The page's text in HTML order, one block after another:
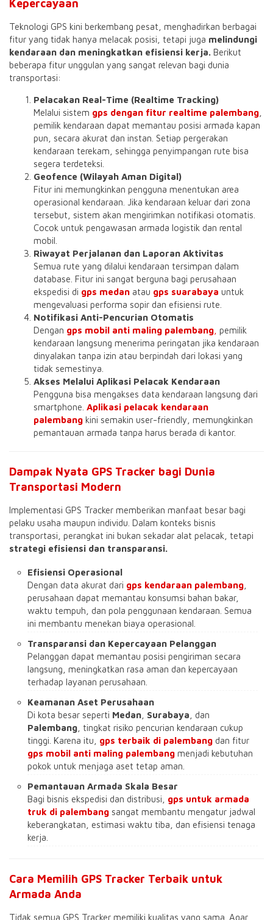
Kepercayaan
Teknologi GPS kini berkembang pesat, menghadirkan berbagai
fitur yang tidak hanya melacak posisi, tetapi juga melindungi
kendaraan dan meningkatkan efisiensi kerja. Berikut
beberapa fitur unggulan yang sangat relevan bagi dunia
transportasi:
Pelacakan Real-Time (Realtime Tracking)
Melalui sistem gps dengan fitur realtime palembang
pemilik kendaraan dapat memantau posisi armada kapan
pun, secara akurat dan instan. Setiap pergerakan
kendaraan terekam, sehingga penyimpangan rute bisa
segera terdeteksi.
Geofence (Wilayah Aman Digital)
Fitur ini memungkinkan pengguna menentukan area
operasional kendaraan. Jika kendaraan keluar dari zona
tersebut, sistem akan mengirimkan notifikasi otomatis.
Cocok untuk pengawasan armada logistik dan rental
mobil.
Riwayat Perjalanan dan Laporan Aktivitas
Semua rute yang dilalui kendaraan tersimpan dalam
database. Fitur ini sangat berguna bagi perusahaan
ekspedisi di gps medan atau gps suarabaya untuk
mengevaluasi performa sopir dan efisiensi rute.
Notifikasi Anti-Pencurian Otomatis
Dengan gps mobil anti maling palembang pemilik
kendaraan langsung menerima peringatan jika kendaraan
dinyalakan tanpa izin atau berpindah dari lokasi yang
tidak semestinya.
Akses Melalui Aplikasi Pelacak Kendaraan
Pengguna bisa mengakses data kendaraan langsung dari
smartphone. Aplikasi pelacak kendaraan
palembang kini semakin user-friendly, memungkinkan
pemantauan armada tanpa harus berada di kantor.
Dampak Nyata GPS Tracker bagi Dunia
Transportasi Modern
Implementasi GPS Tracker memberikan manfaat besar bagi
pelaku usaha maupun individu. Dalam konteks bisnis
transportasi, perangkat ini bukan sekadar alat pelacak, tetapi
strategi efisiensi dan transparansi.
Efisiensi Operasional
Dengan data akurat dari gps kendaraan palembang
perusahaan dapat memantau konsumsi bahan bakar,
waktu tempuh, dan pola penggunaan kendaraan. Semua
ini membantu menekan biaya operasional.
Transparansi dan Kepercayaan Pelanggan
Pelanggan dapat memantau posisi pengiriman secara
langsung, meningkatkan rasa aman dan kepercayaan
terhadap layanan perusahaan.
Keamanan Aset Perusahaan
Di kota besar seperti Medan Surabaya , dan
Palembang , tingkat risiko pencurian kendaraan cukup
tinggi. Karena itu, gps terbaik di palembang dan fitur
gps mobil anti maling palembang menjadi kebutuhan
pokok untuk menjaga aset tetap aman.
Pemantauan Armada Skala Besar
Bagi bisnis ekspedisi dan distribusi, gps untuk armada
truk di palembang sangat membantu mengatur jadwal
keberangkatan, estimasi waktu tiba, dan efisiensi tenaga
kerja.
Cara Memilih GPS Tracker Terbaik untuk
Armada Anda
Tidak semua GPS Tracker memiliki kualitas yang sama. Agar